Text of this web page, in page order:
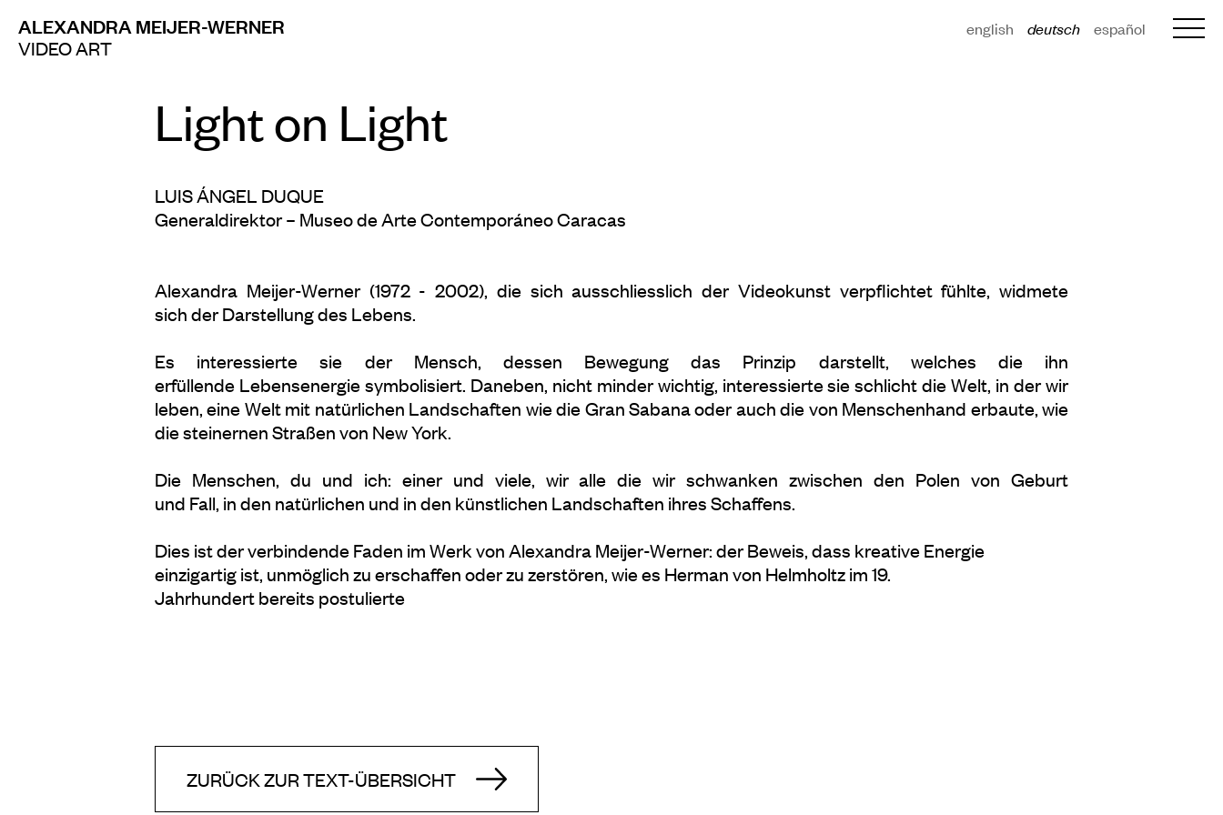
ALEXANDRA MEIJER-WERNER
VIDEO ART
english deutsch español
Light on Light
LUIS ÁNGEL DUQUE
Generaldirektor – Museo de Arte Contemporáneo Caracas
Alexandra Meijer-Werner (1972 - 2002), die sich ausschliesslich der Videokunst verpflichtet fühlte, widmete
sich der Darstellung des Lebens.
Es interessierte sie der Mensch, dessen Bewegung das Prinzip darstellt, welches die ihn
erfüllende Lebensenergie symbolisiert. Daneben, nicht minder wichtig, interessierte sie schlicht die Welt, in der wir
leben, eine Welt mit natürlichen Landschaften wie die Gran Sabana oder auch die von Menschenhand erbaute, wie
die steinernen Straßen von New York.
Die Menschen, du und ich: einer und viele, wir alle die wir schwanken zwischen den Polen von Geburt
und Fall, in den natürlichen und in den künstlichen Landschaften ihres Schaffens.
Dies ist der verbindende Faden im Werk von Alexandra Meijer-Werner: der Beweis, dass kreative Energie
einzigartig ist, unmöglich zu erschaffen oder zu zerstören, wie es Herman von Helmholtz im 19.
Jahrhundert bereits postulierte
ZURÜCK ZUR TEXT-ÜBERSICHT